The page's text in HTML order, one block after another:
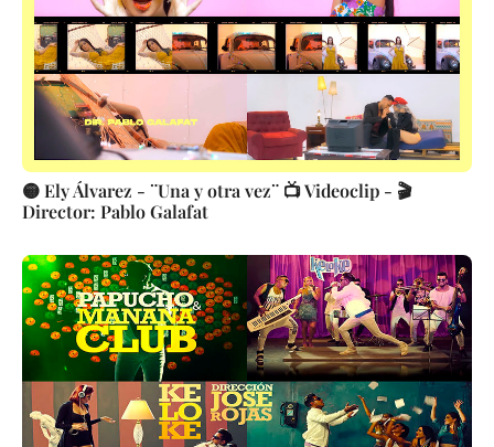
🟡 Ely Álvarez - ¨Una y otra vez¨ 📺 Videoclip - 🎬
Director: Pablo Galafat